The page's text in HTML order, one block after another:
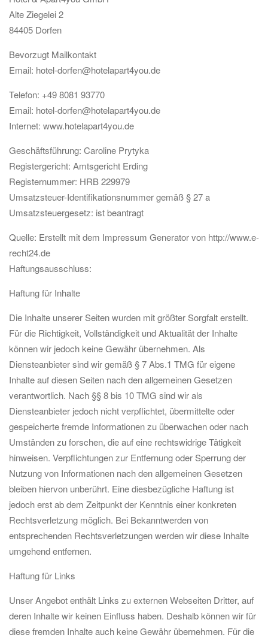
Alte Ziegelei 2
84405 Dorfen
Bevorzugt Mailkontakt
Email: hotel-dorfen@hotelapart4you.de
Telefon: +49 8081 93770
Email: hotel-dorfen@hotelapart4you.de
Internet: www.hotelapart4you.de
Geschäftsführung: Caroline Prytyka
Registergericht: Amtsgericht Erding
Registernummer: HRB 229979
Umsatzsteuer-Identifikationsnummer gemäß § 27 a
Umsatzsteuergesetz: ist beantragt
Quelle: Erstellt mit dem Impressum Generator von http://www.e-
recht24.de
Haftungsausschluss:
Haftung für Inhalte
Die Inhalte unserer Seiten wurden mit größter Sorgfalt erstellt.
Für die Richtigkeit, Vollständigkeit und Aktualität der Inhalte
können wir jedoch keine Gewähr übernehmen. Als
Diensteanbieter sind wir gemäß § 7 Abs.1 TMG für eigene
Inhalte auf diesen Seiten nach den allgemeinen Gesetzen
verantwortlich. Nach §§ 8 bis 10 TMG sind wir als
Diensteanbieter jedoch nicht verpflichtet, übermittelte oder
gespeicherte fremde Informationen zu überwachen oder nach
Umständen zu forschen, die auf eine rechtswidrige Tätigkeit
hinweisen. Verpflichtungen zur Entfernung oder Sperrung der
Nutzung von Informationen nach den allgemeinen Gesetzen
bleiben hiervon unberührt. Eine diesbezügliche Haftung ist
jedoch erst ab dem Zeitpunkt der Kenntnis einer konkreten
Rechtsverletzung möglich. Bei Bekanntwerden von
entsprechenden Rechtsverletzungen werden wir diese Inhalte
umgehend entfernen.
Haftung für Links
Unser Angebot enthält Links zu externen Webseiten Dritter, auf
deren Inhalte wir keinen Einfluss haben. Deshalb können wir für
diese fremden Inhalte auch keine Gewähr übernehmen. Für die